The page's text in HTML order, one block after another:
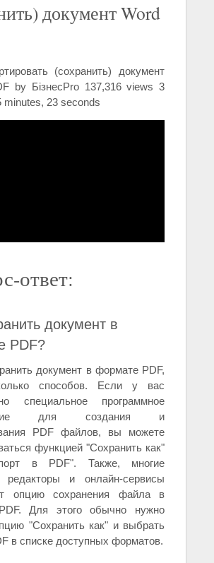
документ Word
(сохранить) документ
by БізнесPro 137,316 views 3
minutes, 23 seconds
ответ:
документ в
PDF?
документ в формате PDF,
способов. Если у вас
специальное программное
для создания и
PDF файлов, вы можете
функцией "Сохранить как"
в PDF". Также, многие
редакторы и онлайн-сервисы
опцию сохранения файла в
Для этого обычно нужно
"Сохранить как" и выбрать
в списке доступных форматов.